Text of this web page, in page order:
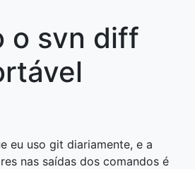
o svn diff
eu uso git diariamente, e a
nas saídas dos comandos é